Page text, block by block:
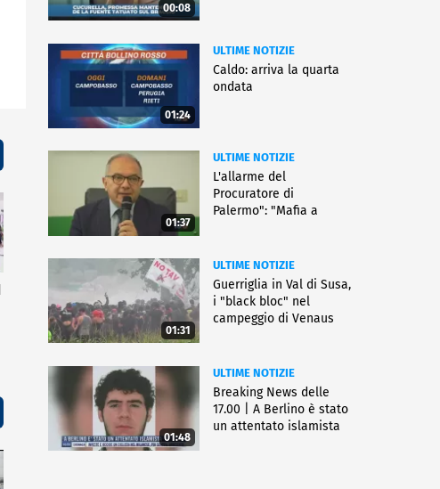
00:08
01:24
ULTIME NOTIZIE
Caldo: arriva la quarta
ondata
01:37
ULTIME NOTIZIE
L'allarme del
Procuratore di
Palermo": "Mafia a
01:31
ULTIME NOTIZIE
Guerriglia in Val di Susa,
i "black bloc" nel
campeggio di Venaus
01:48
ULTIME NOTIZIE
Breaking News delle
17.00 | A Berlino è stato
un attentato islamista